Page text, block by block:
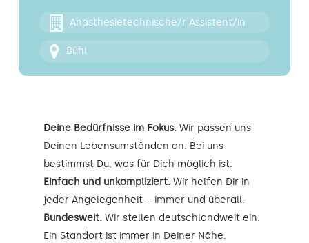
Kontakt
Anästhesietechnische/r Assistent/in
Bühl
Deine Bedürfnisse im Fokus. Wir passen uns
Deinen Lebensumständen an. Bei uns
bestimmst Du, was für Dich möglich ist.
Einfach und unkompliziert. Wir helfen Dir in
jeder Angelegenheit – immer und überall.
Bundesweit. Wir stellen deutschlandweit ein.
Ein Standort ist immer in Deiner Nähe.